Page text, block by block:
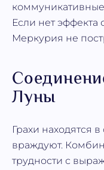
Если нет эффекта
Меркурия не
Луны
Грахи находятся
враждуют.
трудности с